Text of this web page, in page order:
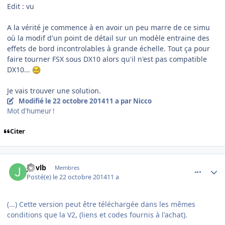
Edit : vu
A la vérité je commence à en avoir un peu marre de ce simu
où la modif d'un point de détail sur un modèle entraine des
effets de bord incontrolables à grande échelle. Tout ça pour
faire tourner FSX sous DX10 alors qu'il n'est pas compatible
DX10...
Je vais trouver une solution.
Modifié le 22 octobre 201411 a par Nicco
Mot d'humeur !
Citer
jmvlb Membres
Posté(e) le 22 octobre 201411 a
(...) Cette version peut être téléchargée dans les mêmes
conditions que la V2, (liens et codes fournis à l'achat).